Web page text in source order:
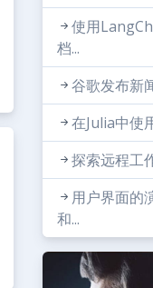
使用
档...
谷歌发布新
在Julia中使
探索远程工
用户界面的
和...